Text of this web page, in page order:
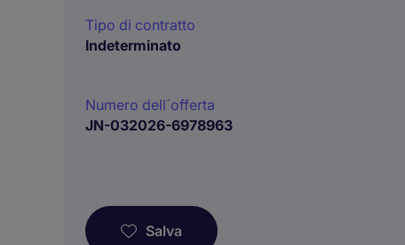
Tipo di contratto
Indeterminato
Numero dell´offerta
JN-032026-6978963
Salva